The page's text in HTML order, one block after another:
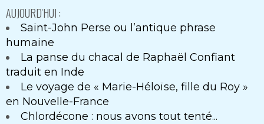
AUJOURD'HUI :
Saint-John Perse ou l’antique phrase
humaine
La panse du chacal de Raphaël Confiant
traduit en Inde
Le voyage de « Marie-Héloïse, fille du Roy »
en Nouvelle-France
Chlordécone : nous avons tout tenté...